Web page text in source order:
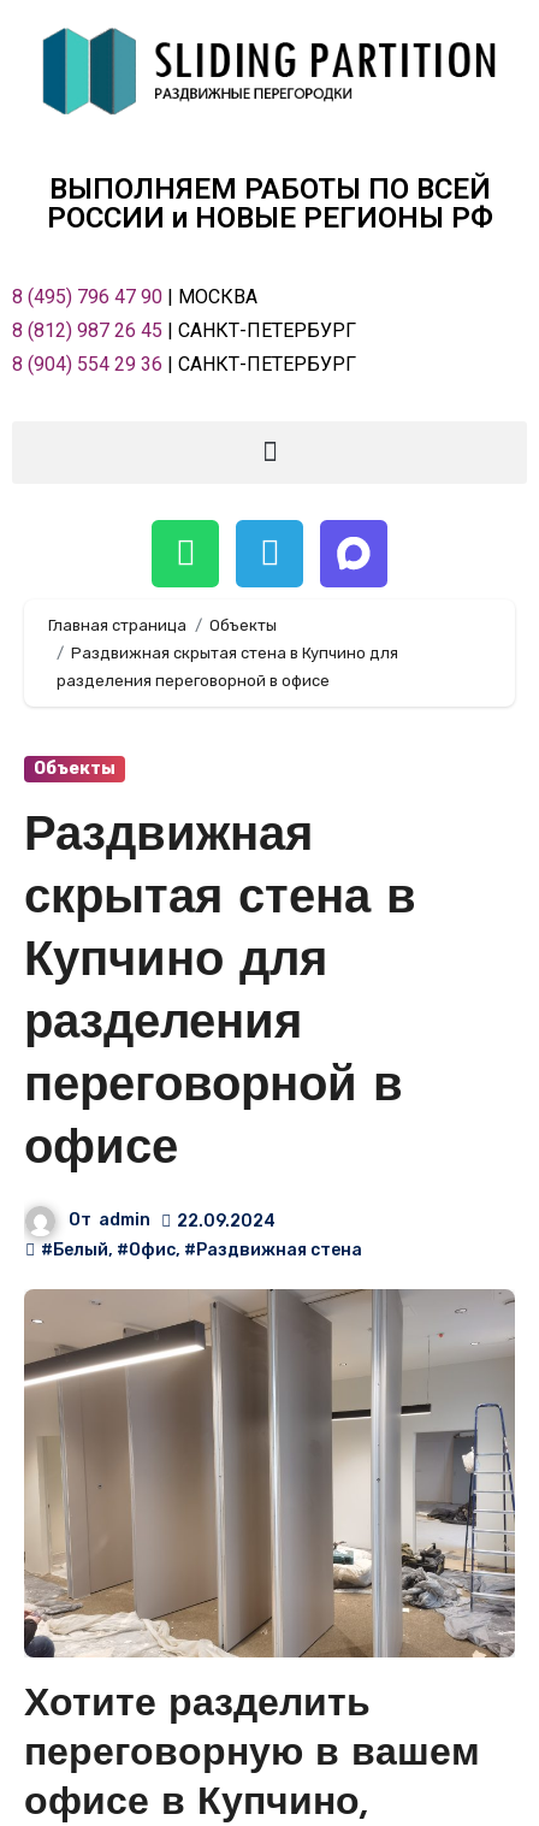
ВЫПОЛНЯЕМ РАБОТЫ ПО ВСЕЙ
РОСCИИ и НОВЫЕ РЕГИОНЫ РФ
8 (495) 796 47 90 | МОСКВА
8 (812) 987 26 45 | САНКТ-ПЕТЕРБУРГ
8 (904) 554 29 36 | САНКТ-ПЕТЕРБУРГ
Главная страница
Объекты
Раздвижная скрытая стена в Купчино для
разделения переговорной в офисе
Объекты
Раздвижная
скрытая стена в
Купчино для
разделения
переговорной в
офисе
От admin
22.09.2024
#Белый, #Офис, #Раздвижная стена
Хотите разделить
переговорную в вашем
офисе в Купчино,